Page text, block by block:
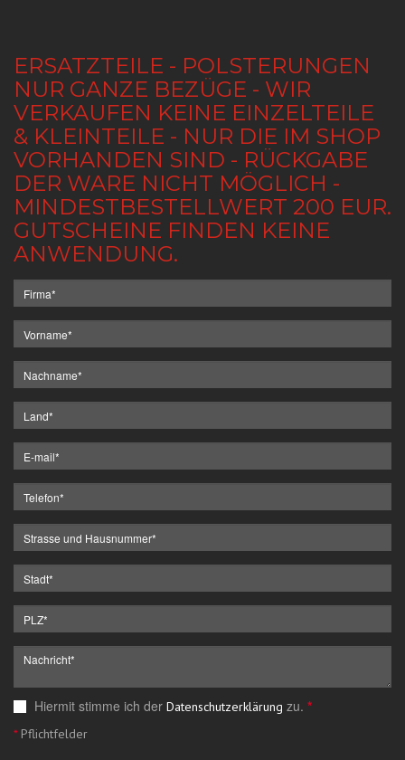
ERSATZTEILE - POLSTERUNGEN
NUR GANZE BEZÜGE - WIR
VERKAUFEN KEINE EINZELTEILE
& KLEINTEILE - NUR DIE IM SHOP
VORHANDEN SIND - RÜCKGABE
DER WARE NICHT MÖGLICH -
MINDESTBESTELLWERT 200 EUR.
GUTSCHEINE FINDEN KEINE
ANWENDUNG.
Hiermit stimme ich der Datenschutzerklärung zu. *
*Pflichtfelder